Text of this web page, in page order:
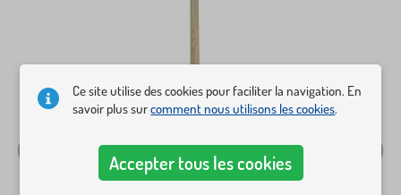
Ce site utilise des cookies pour faciliter la navigation. En
savoir plus surcomment nous utilisons les cookies.
Accepter tous les cookies